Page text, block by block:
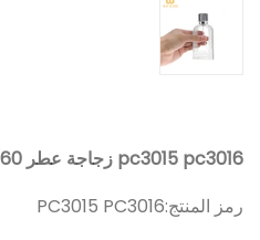
pc3015 pc3016 زجاجة عطر 60 مل
رمز المنتج:PC3015 PC3016